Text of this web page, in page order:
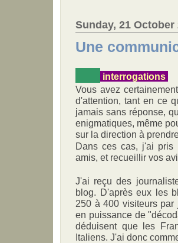
Sunday, 21 October
Une
interrogations
Vous avez
d'attention, tant en ce
jamais sans réponse,
enigmatiques, même
sur la direction à
Dans ces cas, j'ai pris
amis, et recueillir vos
J'ai reçu des
blog. D'après eux les
250 à 400 visiteurs
en puissance de
déduisent que les
Italiens. J'ai donc